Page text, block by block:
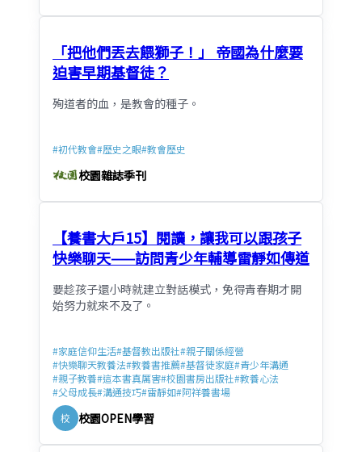
「把他們丟去餵獅子！」 帝國為什麼要
迫害早期基督徒？
殉道者的血，是教會的種子。
#初代教會#歷史之眼#教會歷史
校園雜誌季刊
【養書大戶15】閱讀，讓我可以跟孩子
快樂聊天——訪問青少年輔導雷靜如傳道
要趁孩子還小時就建立對話模式，免得青春期才開
始努力就來不及了。
#家庭信仰生活#基督教出版社#親子關係經營
#快樂聊天教養法#教養書推薦#基督徒家庭#青少年溝通
#親子教養#這本書真厲害#校園書房出版社#教養心法
#父母成長#溝通技巧#雷靜如#阿祥養書場
校
校園OPEN學習